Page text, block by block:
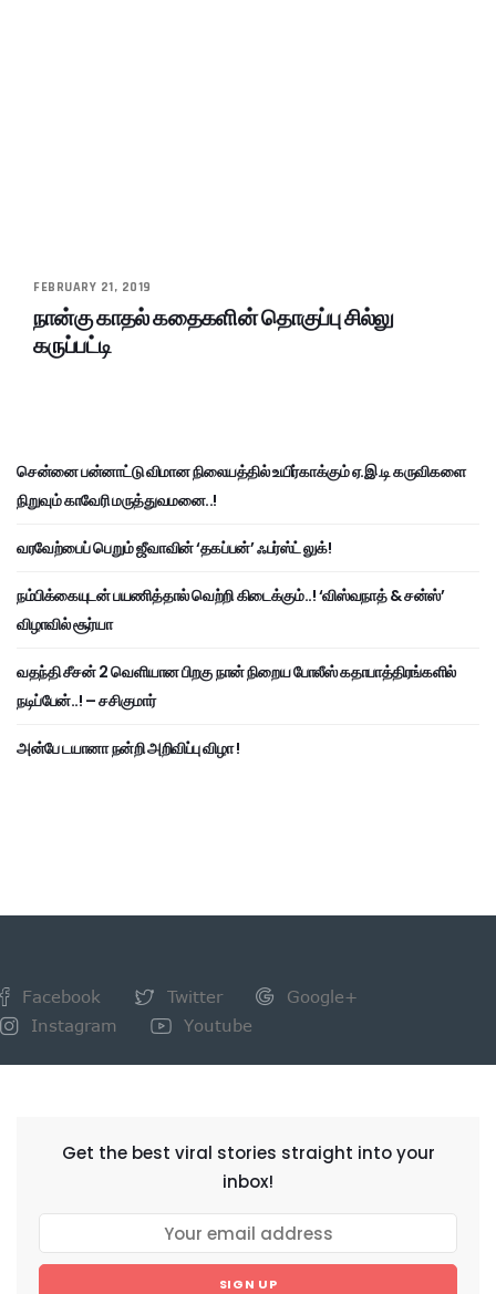
FEBRUARY 21, 2019
நான்கு காதல் கதைகளின் தொகுப்பு சில்லு
கருப்பட்டி
சென்னை பன்னாட்டு விமான நிலையத்தில் உயிர்காக்கும் ஏ.இ.டி கருவிகளை
நிறுவும் காவேரி மருத்துவமனை..!
வரவேற்பைப் பெறும் ஜீவாவின் ‘தகப்பன்’ ஃபர்ஸ்ட் லுக்!
நம்பிக்கையுடன் பயணித்தால் வெற்றி கிடைக்கும்..! ‘விஸ்வநாத் & சன்ஸ்’
விழாவில் சூர்யா
வதந்தி சீசன் 2 வெளியான பிறகு நான் நிறைய போலீஸ் கதாபாத்திரங்களில்
நடிப்பேன்..! – சசிகுமார்
அன்பே டயானா நன்றி அறிவிப்பு விழா !
Facebook Twitter
Google+
Instagram
Youtube
Get the best viral stories straight into your
inbox!
SIGN UP